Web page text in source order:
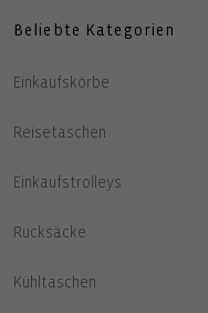
Beliebte Kategorien
Einkaufskörbe
Reisetaschen
Einkaufstrolleys
Rucksäcke
Kühltaschen